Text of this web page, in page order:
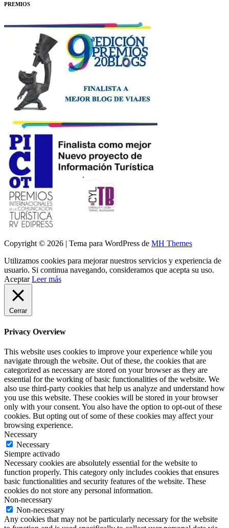
PREMIOS
Copyright © 2026 | Tema para WordPress de MH Themes
Utilizamos cookies para mejorar nuestros servicios y experiencia de
usuario. Si continua navegando, consideramos que acepta su uso.
Aceptar Leer más
Cerrar
Privacy Overview
This website uses cookies to improve your experience while you
navigate through the website. Out of these, the cookies that are
categorized as necessary are stored on your browser as they are
essential for the working of basic functionalities of the website. We
also use third-party cookies that help us analyze and understand how
you use this website. These cookies will be stored in your browser
only with your consent. You also have the option to opt-out of these
cookies. But opting out of some of these cookies may affect your
browsing experience.
Necessary
Necessary
Siempre activado
Necessary cookies are absolutely essential for the website to
function properly. This category only includes cookies that ensures
basic functionalities and security features of the website. These
cookies do not store any personal information.
Non-necessary
Non-necessary
Any cookies that may not be particularly necessary for the website